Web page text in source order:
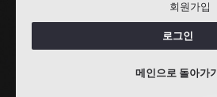
회원가입
로그인
메인으로 돌아가기